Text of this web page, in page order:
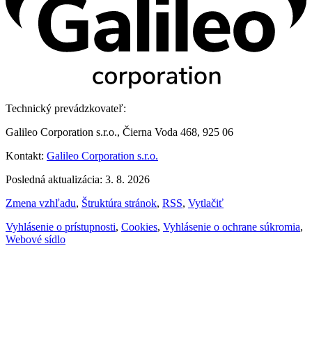
Technický prevádzkovateľ:
Galileo Corporation s.r.o., Čierna Voda 468, 925 06
Kontakt: Galileo Corporation s.r.o.
Posledná aktualizácia: 3. 8. 2026
Zmena vzhľadu, Štruktúra stránok, RSS, Vytlačiť
Vyhlásenie o prístupnosti, Cookies, Vyhlásenie o ochrane súkromia,
Webové sídlo